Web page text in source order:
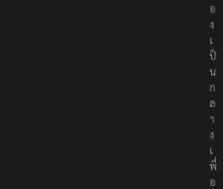
อ
ง
เ
ป็
น
ก
ล
า
ง
เ
พื่
อ